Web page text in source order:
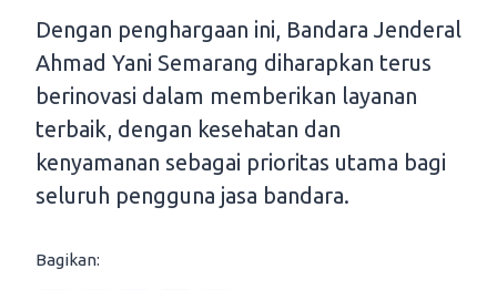
Dengan penghargaan ini, Bandara Jenderal
Ahmad Yani Semarang diharapkan terus
berinovasi dalam memberikan layanan
terbaik, dengan kesehatan dan
kenyamanan sebagai prioritas utama bagi
seluruh pengguna jasa bandara.
Bagikan: